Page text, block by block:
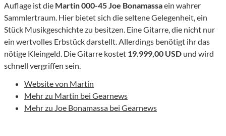
Auflage ist die Martin 000-45 Joe Bonamassaein wahrer
Sammlertraum. Hier bietet sich die seltene Gelegenheit, ein
Stück Musikgeschichte zu besitzen. Eine Gitarre, die nicht nur
ein wertvolles Erbstück darstellt. Allerdings benötigt ihr das
nötige Kleingeld. Die Gitarre kostet 19.999,00 USD und wird
schnell vergriffen sein.
Website von Martin
Mehr zu Martin bei Gearnews
Mehr zu Joe Bonamassa bei Gearnews